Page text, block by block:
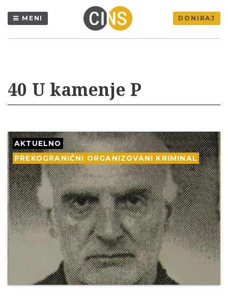
MENI DONIRAJ
40 U kamenje P
AKTUELNO
PREKOGRANIČNI ORGANIZOVANI KRIMINAL